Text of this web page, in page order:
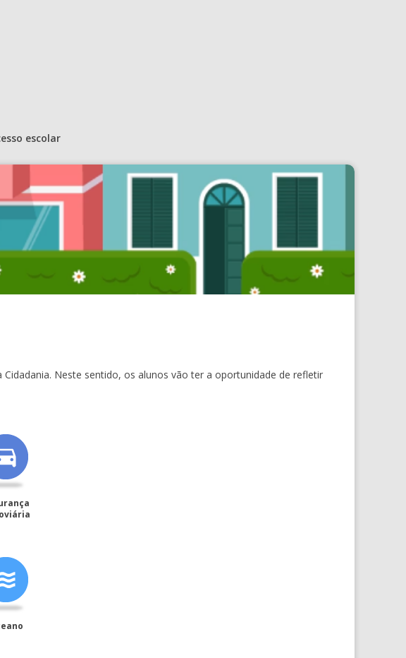
escolar
Neste sentido, os alunos vão ter a oportunidade de refletir